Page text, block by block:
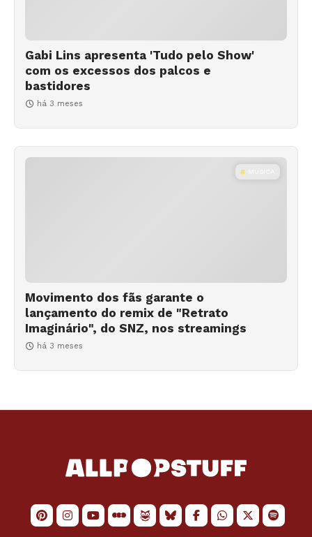
Gabi Lins apresenta 'Tudo pelo Show'
com os excessos dos palcos e
bastidores
há 3 meses
Movimento dos fãs garante o
lançamento do remix de "Retrato
Imaginário", do SNZ, nos streamings
há 3 meses